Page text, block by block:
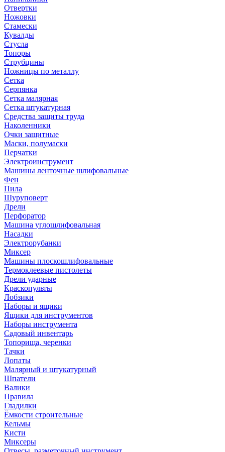
Отвертки
Ножовки
Стамески
Кувалды
Стусла
Топоры
Струбцины
Ножницы по металлу
Сетка
Серпянка
Сетка малярная
Сетка штукатурная
Средства защиты труда
Наколенники
Очки защитные
Маски, полумаски
Перчатки
Электроинструмент
Машины ленточные шлифовальные
Фен
Пила
Шуруповерт
Дрели
Перфоратор
Машина углошлифовальная
Насадки
Электрорубанки
Миксер
Машины плоскошлифовальные
Термоклеевые пистолеты
Дрели ударные
Краскопульты
Лобзики
Наборы и ящики
Ящики для инструментов
Наборы инструмента
Садовый инвентарь
Топорища, черенки
Тачки
Лопаты
Малярный и штукатурный
Шпатели
Валики
Правила
Гладилки
Ёмкости строительные
Кельмы
Кисти
Миксеры